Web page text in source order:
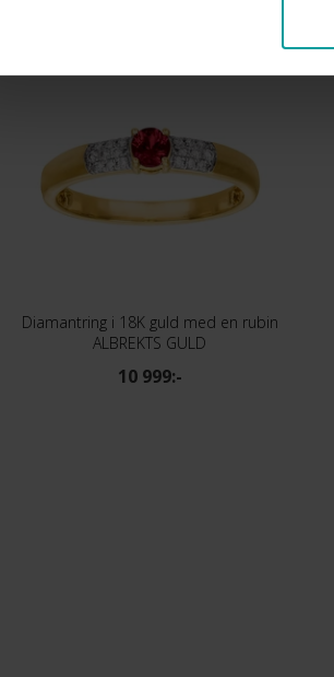
Diamantring i 18K guld med en rubin
ALBREKTS GULD
10 999:-